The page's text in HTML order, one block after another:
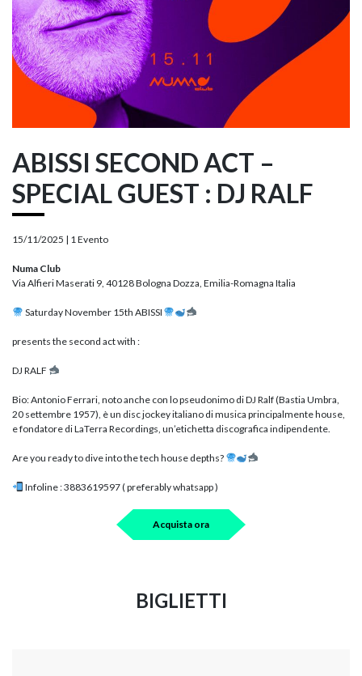
ABISSI SECOND ACT –
SPECIAL GUEST : DJ RALF
15/11/2025 | 1 Evento
Numa Club
Via Alfieri Maserati 9, 40128 Bologna Dozza, Emilia-Romagna Italia
Saturday November 15th ABISSI
presents the second act with :
DJ RALF
Bio: Antonio Ferrari, noto anche con lo pseudonimo di DJ Ralf (Bastia Umbra,
20 settembre 1957), è un disc jockey italiano di musica principalmente house,
e fondatore di LaTerra Recordings, un’etichetta discografica indipendente.
Are you ready to dive into the tech house depths?
Infoline : 3883619597 ( preferably whatsapp )
Acquista ora
BIGLIETTI